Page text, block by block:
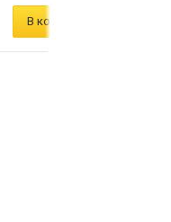
В корзину